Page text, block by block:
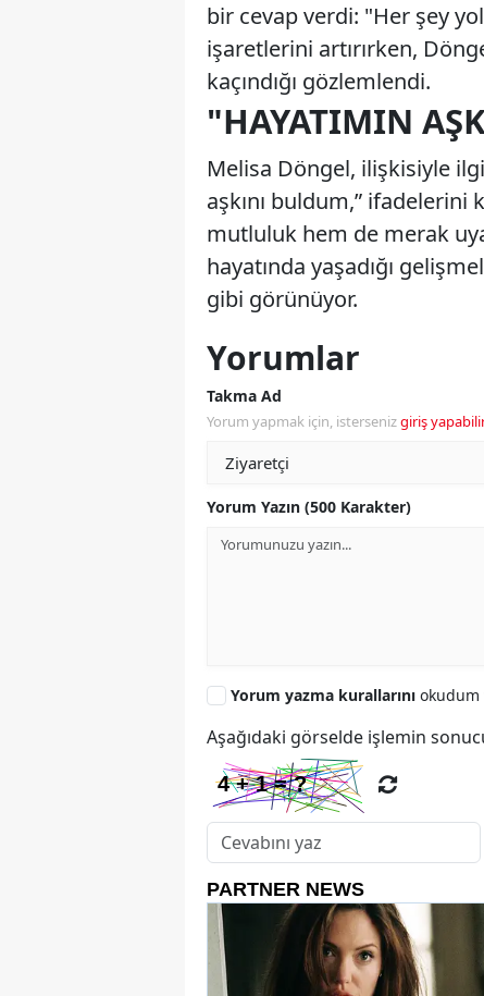
bir cevap verdi: "Her şey
işaretlerini artırırken,
kaçındığı gözlemlendi.
"HAYATIMIN
Melisa Döngel, ilişkisiyle
aşkını buldum,” ifadelerini
mutluluk hem de merak
hayatında yaşadığı
gibi görünüyor.
Yorumlar
Takma Ad
Yorum yapmak için, istersenizgiriş
Yorum Yazın (500 Karakter)
Yorum yazma kurallarını okudum
Aşağıdaki görselde işlemin